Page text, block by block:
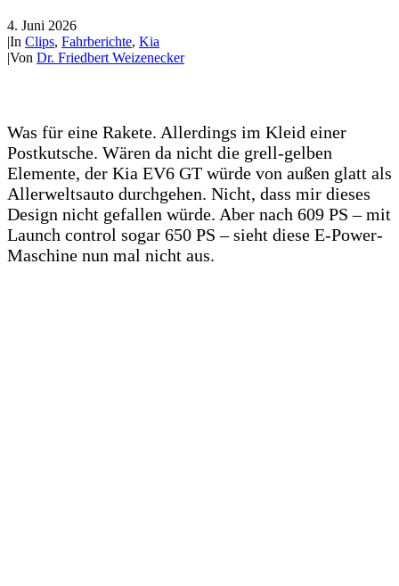
4. Juni 2026
|In Clips, Fahrberichte, Kia
|Von Dr. Friedbert Weizenecker
Was für eine Rakete. Allerdings im Kleid einer
Postkutsche. Wären da nicht die grell-gelben
Elemente, der Kia EV6 GT würde von außen glatt als
Allerweltsauto durchgehen. Nicht, dass mir dieses
Design nicht gefallen würde. Aber nach 609 PS – mit
Launch control sogar 650 PS – sieht diese E-Power-
Maschine nun mal nicht aus.